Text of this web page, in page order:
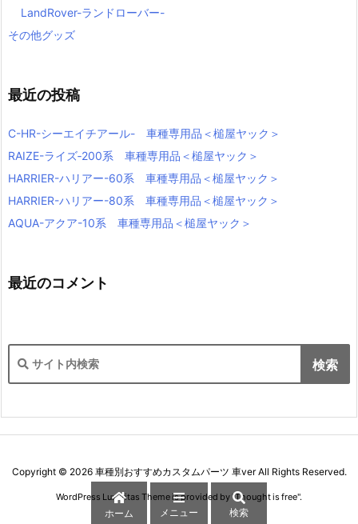
LandRover-ランドローバー-
その他グッズ
最近の投稿
C-HR-シーエイチアール- 車種専用品＜槌屋ヤック＞
RAIZE-ライズ‐200系 車種専用品＜槌屋ヤック＞
HARRIER-ハリアー-60系 車種専用品＜槌屋ヤック＞
HARRIER-ハリアー-80系 車種専用品＜槌屋ヤック＞
AQUA-アクア-10系 車種専用品＜槌屋ヤック＞
最近のコメント
Copyright © 2026 車種別おすすめカスタムパーツ 車verAll Rights Reserved.
WordPress Luxeritas Theme is provided by "Thought is free".
ホーム メニュー 検索